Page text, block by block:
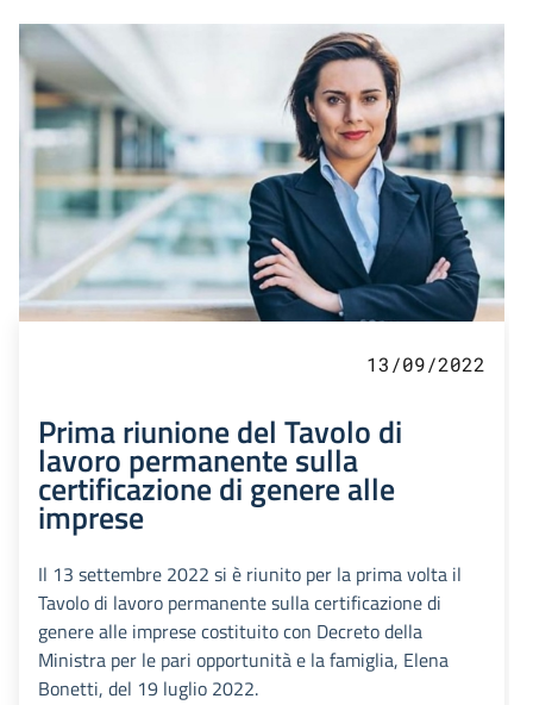
13/09/2022
Prima riunione del Tavolo di
lavoro permanente sulla
certificazione di genere alle
imprese
Il 13 settembre 2022 si è riunito per la prima volta il
Tavolo di lavoro permanente sulla certificazione di
genere alle imprese costituito con Decreto della
Ministra per le pari opportunità e la famiglia, Elena
Bonetti, del 19 luglio 2022.